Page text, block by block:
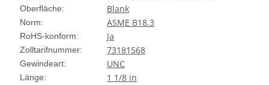
Oberfläche: Blank
Norm: ASME B18.3
RoHS-konform: Ja
Zolltarifnummer: 73181568
Gewindeart: UNC
Länge: 1 1/8 in